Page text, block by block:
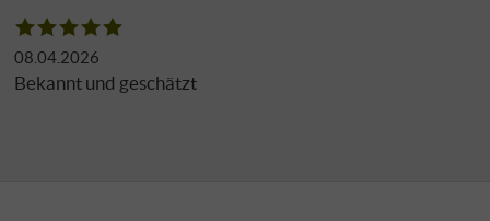
08.04.2026
Bekannt und geschätzt